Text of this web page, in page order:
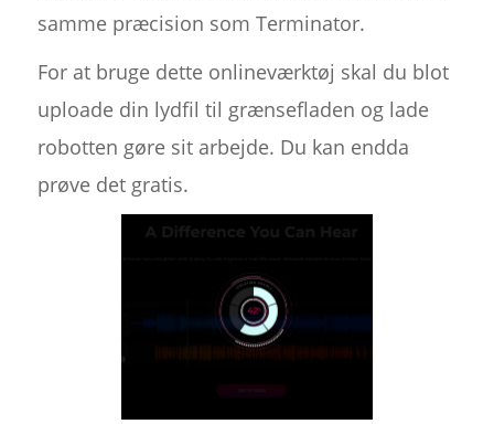
samme præcision som Terminator.
For at bruge dette onlineværktøj skal du blot
uploade din lydfil til grænsefladen og lade
robotten gøre sit arbejde. Du kan endda
prøve det gratis.